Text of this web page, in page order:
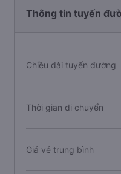
Thông tin tuyến
Chiều dài tuyến đường
Thời gian di chuyển
Giá vé trung bình